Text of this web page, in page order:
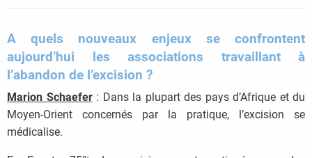
A quels nouveaux enjeux se confrontent
aujourd’hui les associations travaillant à
l’abandon de l’excision ?
Marion Schaefer: Dans la plupart des pays d’Afrique et du
Moyen-Orient concernés par la pratique, l’excision se
médicalise.